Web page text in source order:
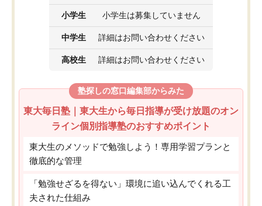
小学生 小学生は募集していません
中学生 詳細はお問い合わせください
高校生 詳細はお問い合わせください
塾探しの窓口編集部からみた
東大毎日塾｜東大生から毎日指導が受け放題のオン
ライン個別指導塾のおすすめポイント
東大生のメソッドで勉強しよう！専用学習プランと
徹底的な管理
「勉強せざるを得ない」環境に追い込んでくれる工
夫された仕組み